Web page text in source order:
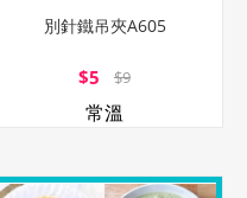
別針鐵吊夾A605
$5 $9
常溫